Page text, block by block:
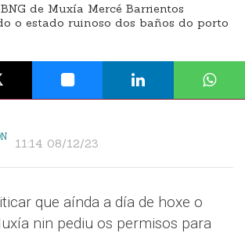
de Muxía Mercé Barrientos
o estado ruinoso dos baños do porto
11:14 08/12/23
que aínda a día de hoxe o
nin pediu os permisos para